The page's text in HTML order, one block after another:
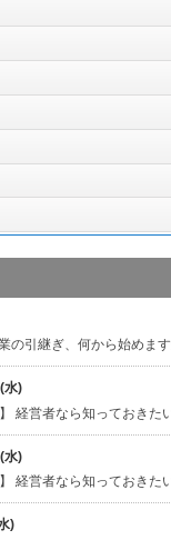
の引継ぎ、何から始めま
水)
経営者なら知っておきた
水)
経営者なら知っておきた
)